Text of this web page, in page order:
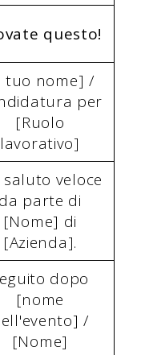
questo!
tuo nome] /
per
[Ruolo
lavorativo]
saluto veloce
da parte di
[Nome] di
[Azienda].
dopo
[nome
/
[Nome]